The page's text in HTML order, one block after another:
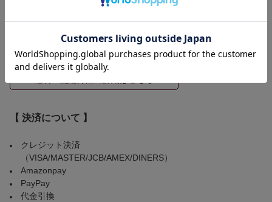
※配送方法はご注文頂いた商品サイズによって弊社にて選択させ
◆ 配送希望が通らなかった場合のキャンセルはお受けできませ
ん。
【 決済について 】
クレジット決済
（VISA/MASTER/JCB/AMEX/DINERS）
Amazonpay
PayPay
代金引換